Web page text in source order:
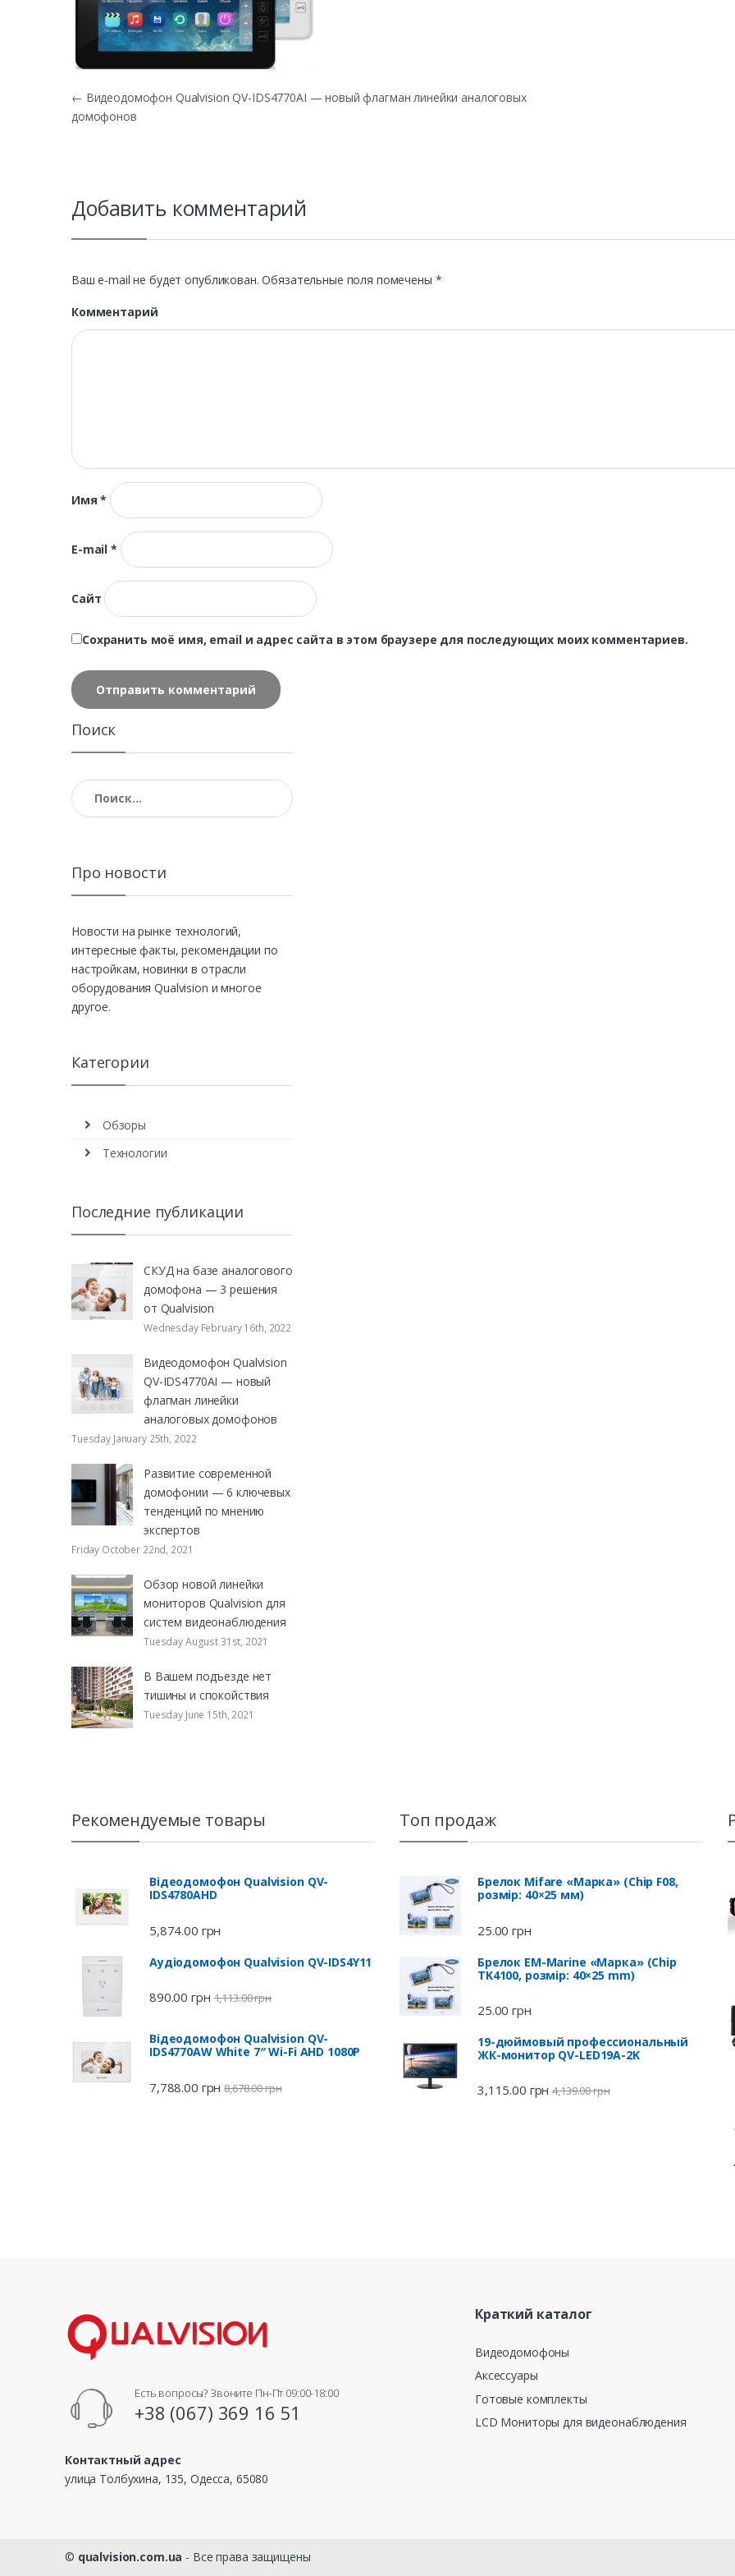
Навигация по записям
← Видеодомофон Qualvision QV-IDS4770AI — новый флагман линейки аналоговых
домофонов
Добавить комментарий
Ваш e-mail не будет опубликован. Обязательные поля помечены *
Комментарий
Имя*
E-mail*
Сайт
Сохранить моё имя, email и адрес сайта в этом браузере для последующих моих комментариев.
Поиск
Найти:
Про новости
Новости на рынке технологий,
интересные факты, рекомендации по
настройкам, новинки в отрасли
оборудования Qualvision и многое
другое.
Категории
Обзоры
Технологии
Последние публикации
СКУД на базе аналогового
домофона — 3 решения
от Qualvision
Wednesday February 16th, 2022
Видеодомофон Qualvision
QV-IDS4770AI — новый
флагман линейки
аналоговых домофонов
Tuesday January 25th, 2022
Развитие современной
домофонии — 6 ключевых
тенденций по мнению
экспертов
Friday October 22nd, 2021
Обзор новой линейки
мониторов Qualvision для
систем видеонаблюдения
Tuesday August 31st, 2021
В Вашем подъезде нет
тишины и спокойствия
Tuesday June 15th, 2021
Рекомендуемые товары
Відеодомофон Qualvision QV-
IDS4780AHD
5,874.00 грн
Аудіодомофон Qualvision QV-IDS4Y11
890.00 грн 1,113.00грн
Відеодомофон Qualvision QV-
IDS4770AW White 7″ Wi-Fi AHD 1080P
7,788.00 грн 8,678.00грн
Топ продаж
Брелок Mifare «Марка» (Chip F08,
розмір: 40×25 мм)
25.00 грн
Брелок EM-Marine «Марка» (Chip
TK4100, розмір: 40×25 mm)
25.00 грн
19-дюймовый профессиональный
ЖК-монитор QV-LED19A-2K
3,115.00 грн 4,139.00грн
Есть вопросы? Звоните Пн-Пт 09:00-18:00
+38 (067) 369 16 51
Контактный адрес
улица Толбухина, 135, Одесса, 65080
Краткий каталог
Видеодомофоны
Аксессуары
Готовые комплекты
LCD Мониторы для видеонаблюдения
© qualvision.com.ua - Все права защищены